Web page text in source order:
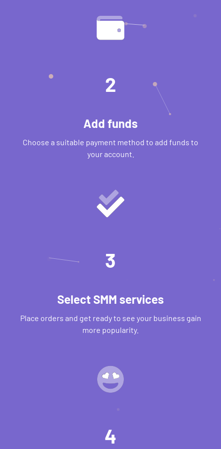
2
Add funds
Choose a suitable payment method to add funds to
your account.
3
Select SMM services
Place orders and get ready to see your business gain
more popularity.
4